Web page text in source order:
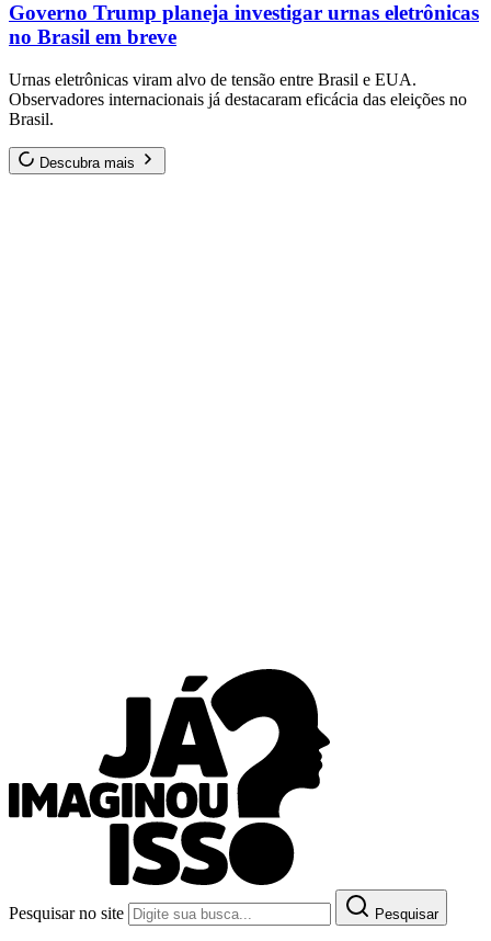
Governo Trump planeja investigar urnas eletrônicas
no Brasil em breve
Urnas eletrônicas viram alvo de tensão entre Brasil e EUA.
Observadores internacionais já destacaram eficácia das eleições no
Brasil.
Descubra mais
Pesquisar no site Pesquisar